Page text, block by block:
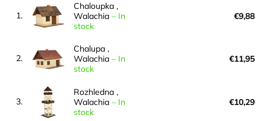
1.
Chaloupka ,
Walachia – In
stock
€9,88
2.
Chalupa ,
Walachia – In
stock
€11,95
3.
Rozhledna ,
Walachia – In
stock
€10,29